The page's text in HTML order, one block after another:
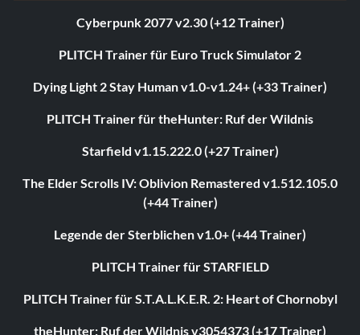
Cyberpunk 2077 v2.30 (+12 Trainer)
PLITCH Trainer für Euro Truck Simulator 2
Dying Light 2 Stay Human v1.0-v1.24+ (+33 Trainer)
PLITCH Trainer für theHunter: Ruf der Wildnis
Starfield v1.15.222.0 (+27 Trainer)
The Elder Scrolls IV: Oblivion Remastered v1.512.105.0
(+44 Trainer)
Legende der Sterblichen v1.0+ (+44 Trainer)
PLITCH Trainer für STARFIELD
PLITCH Trainer für S.T.A.L.K.E.R. 2: Heart of Chornobyl
theHunter: Ruf der Wildnis v3054373 (+17 Trainer)